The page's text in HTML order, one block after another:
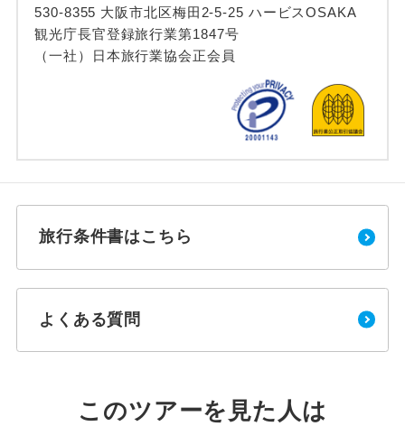
530-8355 大阪市北区梅田2-5-25 ハービスOSAKA
観光庁長官登録旅行業第1847号
（一社）日本旅行業協会正会員
旅行条件書はこちら
よくある質問
このツアーを見た人は